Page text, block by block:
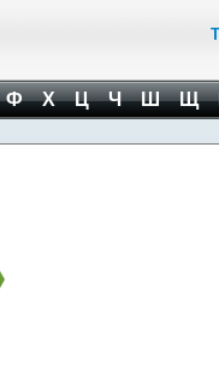
Ф Х Ц Ч Ш Щ